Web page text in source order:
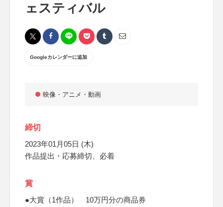
ェスティバル
Googleカレンダーに追加
映像・アニメ・動画
締切
2023年01月05日 (木)
作品提出・応募締切、必着
賞
●大賞（1作品） 10万円分の商品券